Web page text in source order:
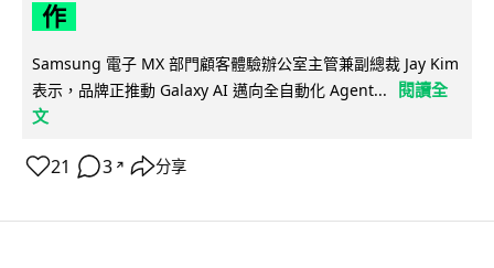
作
Samsung 電子 MX 部門顧客體驗辦公室主管兼副總裁 Jay Kim
表示，品牌正推動 Galaxy AI 邁向全自動化 Agent...
閱讀全
文
21 3 ↗ 分享